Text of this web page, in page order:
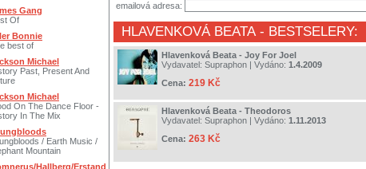
Gang
Of
Bonnie
best of
Michael
Past, Present And
Michael
On The Dance Floor -
In The Mix
/ Earth Music /
Mountain
Hallberg/Erstand
emailová adresa:
HLAVENKOVÁ BEATA- BESTSELERY:
Hlavenková Beata - Joy For Joel
Vydavatel: Supraphon | Vydáno: 1.4.2009
Cena: 219 Kč
Hlavenková Beata - Theodoros
Vydavatel: Supraphon | Vydáno: 1.11.2013
Cena: 263 Kč